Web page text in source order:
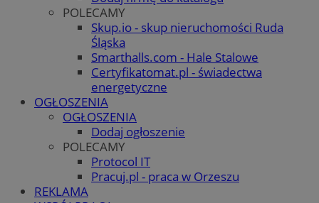
POLECAMY
Skup.io - skup nieruchomości Ruda
Śląska
Smarthalls.com - Hale Stalowe
Certyfikatomat.pl - świadectwa
energetyczne
OGŁOSZENIA
OGŁOSZENIA
Dodaj ogłoszenie
POLECAMY
Protocol IT
Pracuj.pl - praca w Orzeszu
REKLAMA